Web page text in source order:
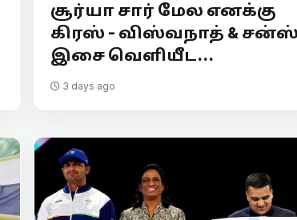
சூர்யா சார் மேல எனக்கு
கிரஸ் - விஸ்வநாத் & சன்ஸ்
இசை வெளியீட...
3 days ago